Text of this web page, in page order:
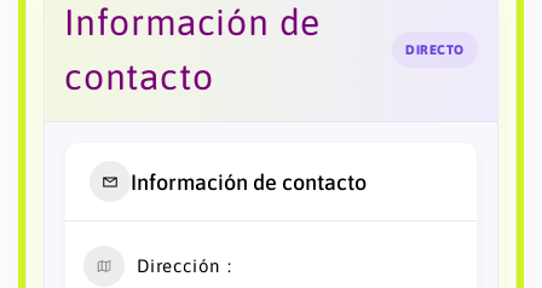
Información de
contacto
DIRECTO
Información de contacto
Dirección